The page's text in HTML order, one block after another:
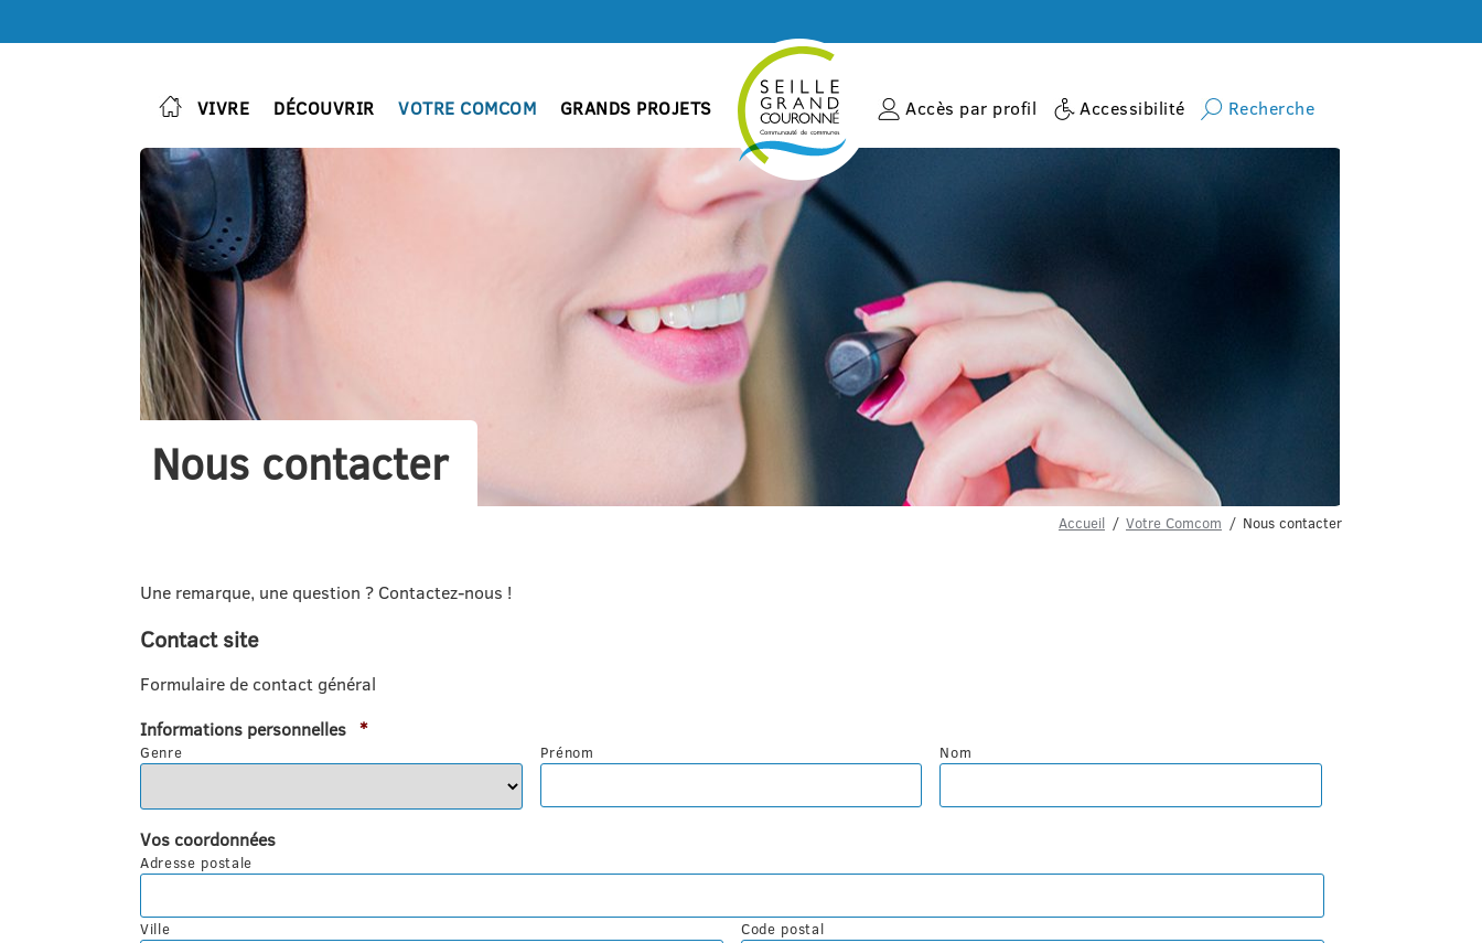
VIVRE DÉCOUVRIR VOTRE COMCOM GRANDS PROJETS Accès par profil Accessibilité Recherche
Nous contacter
Accueil Votre Comcom Nous contacter
Une remarque, une question ? Contactez-nous !
Contact site
Formulaire de contact général
Informations personnelles *Obligatoire
Genre Prénom Nom
Vos coordonnées
Adresse postale
Ville Code postal